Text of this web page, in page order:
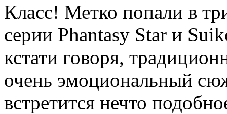
Класс! Метко попали в
серии Phantasy Star и
кстати говоря,
очень эмоциональный
встретится нечто